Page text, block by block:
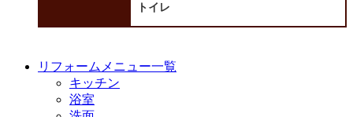
トイレ
リフォームメニュー一覧
キッチン
浴室